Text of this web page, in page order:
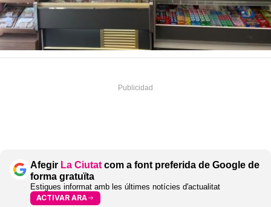
Afegir La Ciutat com a font preferida de Google de
forma gratuïta
Estigues informat amb les últimes notícies d'actualitat
ACTIVAR ARA